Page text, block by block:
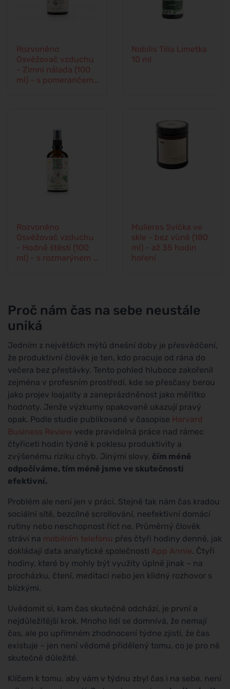
Rozvoněno
Osvěžovač vzduchu
- Zimní nálada (100
ml) - s pomerančem,
Nobilis Tilia Limetka
10 ml
Rozvoněno
Osvěžovač vzduchu
- Hodně štěstí (100
ml) - s rozmarýnem a
Mulieres Svíčka ve
skle - bez vůně (180
ml) - až 35 hodin
hoření
Proč nám čas na sebe neustále
uniká
Jedním z největších mýtů dnešní doby je přesvědčení,
že produktivní člověk je ten, kdo pracuje od rána do
večera bez přestávky. Tento pohled hluboce zakořenil
zejména v profesním prostředí, kde se přesčasy berou
jako projev loajality a zaneprázdněnost jako měřítko
hodnoty. Jenže výzkumy opakovaně ukazují pravý
opak. Podle studie publikované v časopise Harvard
Business Review vede pravidelná práce nad rámec
čtyřiceti hodin týdně k poklesu produktivity a
zvýšenému riziku chyb. Jinými slovy, čím méně
odpočíváme, tím méně jsme ve skutečnosti
efektivní.
Problém ale není jen v práci. Stejně tak nám čas kradou
sociální sítě, bezcílné scrollování, neefektivní domácí
rutiny nebo neschopnost říct ne. Průměrný člověk
stráví na mobilním telefonu přes čtyři hodiny denně, jak
dokládají data analytické společnosti App Annie. Čtyři
hodiny, které by mohly být využity úplně jinak – na
procházku, čtení, meditaci nebo jen klidný rozhovor s
blízkými.
Uvědomit si, kam čas skutečně odchází, je první a
nejdůležitější krok. Mnoho lidí se domnívá, že nemají
čas, ale po upřímném zhodnocení týdne zjistí, že čas
existuje – jen není vědomě přidělený tomu, co je pro ně
skutečně důležité.
Klíčem k tomu, aby vám v týdnu zbyl čas i na sebe, není